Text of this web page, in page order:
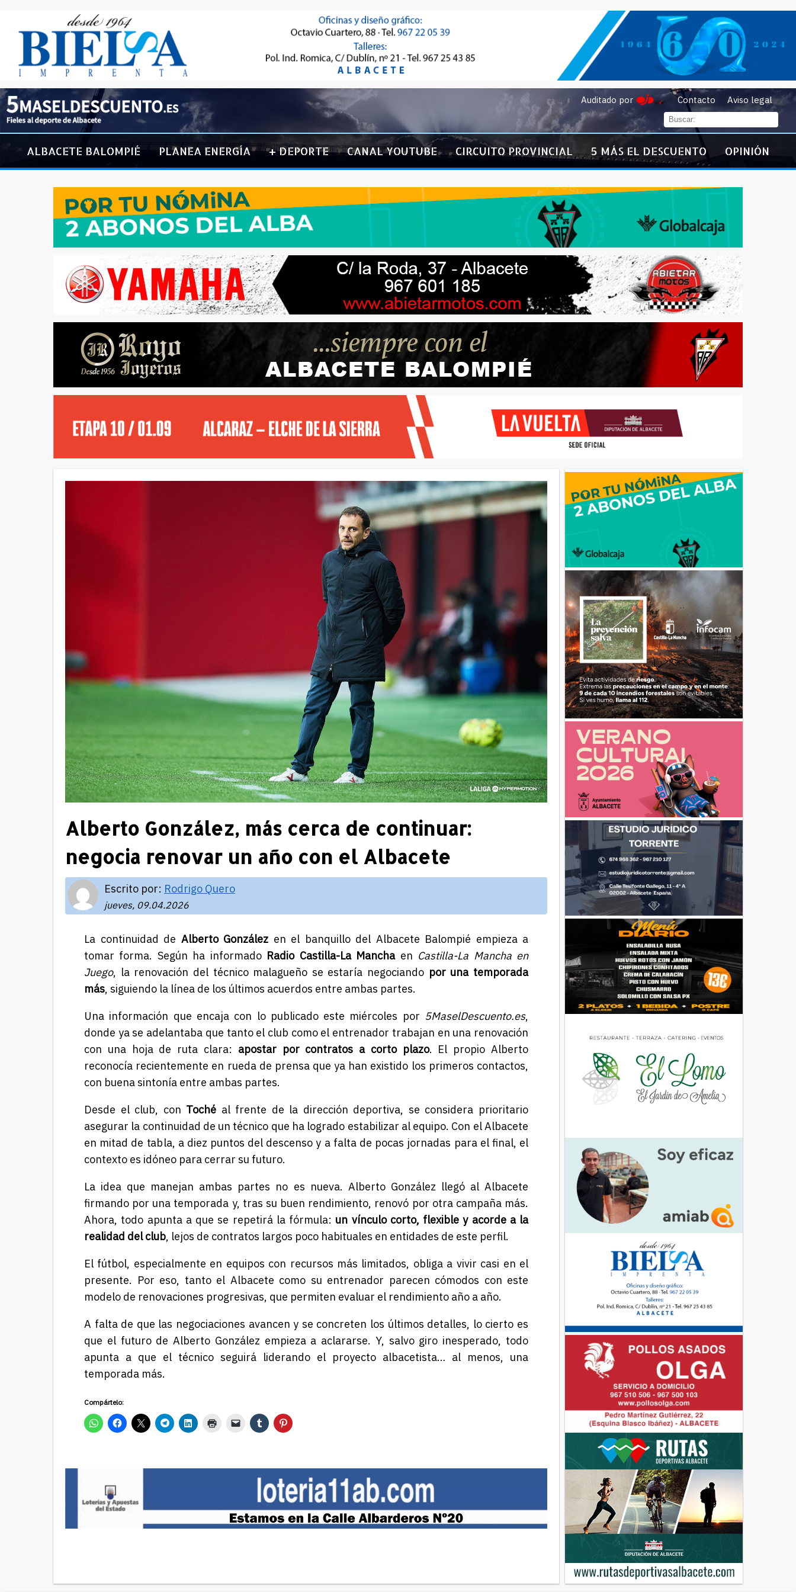
Auditado por Contacto Aviso legal
ALBACETE BALOMPIÉ PLANEA ENERGÍA + DEPORTE CANAL YOUTUBE CIRCUITO PROVINCIAL 5 MÁS EL DESCUENTO OPINIÓN
Alberto González, más cerca de continuar:
negocia renovar un año con el Albacete
Escrito por: Rodrigo Quero
jueves, 09.04.2026
La continuidad de Alberto González en el banquillo del Albacete Balompié empieza a
tomar forma. Según ha informado Radio Castilla-La Mancha en Castilla-La Mancha en
Juego, la renovación del técnico malagueño se estaría negociando por una temporada
más, siguiendo la línea de los últimos acuerdos entre ambas partes.
Una información que encaja con lo publicado este miércoles por 5MaselDescuento.es,
donde ya se adelantaba que tanto el club como el entrenador trabajan en una renovación
con una hoja de ruta clara: apostar por contratos a corto plazo. El propio Alberto
reconocía recientemente en rueda de prensa que ya han existido los primeros contactos,
con buena sintonía entre ambas partes.
Desde el club, con Toché al frente de la dirección deportiva, se considera prioritario
asegurar la continuidad de un técnico que ha logrado estabilizar al equipo. Con el Albacete
en mitad de tabla, a diez puntos del descenso y a falta de pocas jornadas para el final, el
contexto es idóneo para cerrar su futuro.
La idea que manejan ambas partes no es nueva. Alberto González llegó al Albacete
firmando por una temporada y, tras su buen rendimiento, renovó por otra campaña más.
Ahora, todo apunta a que se repetirá la fórmula: un vínculo corto, flexible y acorde a la
realidad del club, lejos de contratos largos poco habituales en entidades de este perfil.
El fútbol, especialmente en equipos con recursos más limitados, obliga a vivir casi en el
presente. Por eso, tanto el Albacete como su entrenador parecen cómodos con este
modelo de renovaciones progresivas, que permiten evaluar el rendimiento año a año.
A falta de que las negociaciones avancen y se concreten los últimos detalles, lo cierto es
que el futuro de Alberto González empieza a aclararse. Y, salvo giro inesperado, todo
apunta a que el técnico seguirá liderando el proyecto albacetista… al menos, una
temporada más.
Compártelo: